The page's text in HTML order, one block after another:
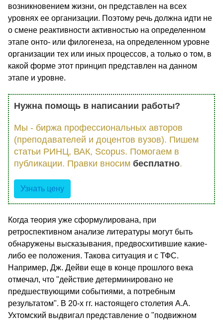
возникновением жизни, он представлен на всех
уровнях ее организации. Поэтому речь должна идти не
о смене реактивности активностью на определенном
этапе онто- или филогенеза, на определенном уровне
организации тех или иных процессов, а только о том, в
какой форме этот принцип представлен на данном
этапе и уровне.
Нужна помощь в написании работы?
Мы - биржа профессиональных авторов
(преподавателей и доцентов вузов). Пишем
статьи РИНЦ, ВАК, Scopus. Помогаем в
публикации. Правки вносим бесплатно.
Узнать цену
Когда теория уже сформулирована, при
ретроспективном анализе литературы могут быть
обнаружены высказывания, предвосхитившие какие-
либо ее положения. Такова ситуация и с ТФС.
Например, Дж. Дейви еще в конце прошлого века
отмечал, что "действие детерминировано не
предшествующими событиями, а потребным
результатом". В 20-х гг. настоящего столетия А.А.
Ухтомский выдвигал представление о "подвижном